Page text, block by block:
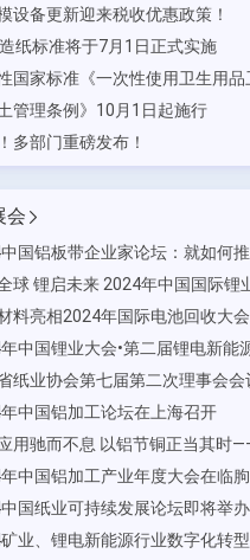
设备更新迎来税收优惠政策！
纸标准将于7月1日正式实施
土管理条例》10月1日起施行
多部门重磅发布！
会
中国铝加工论坛在上海召开
中国铝加工产业年度大会在临
国纸业可持续发展论坛即将举办